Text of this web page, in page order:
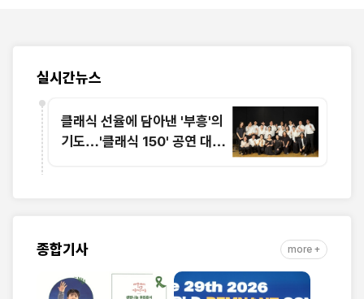
실시간뉴스
클래식 선율에 담아낸 '부흥'의
기도…'클래식 150' 공연 대성
종합기사 more +